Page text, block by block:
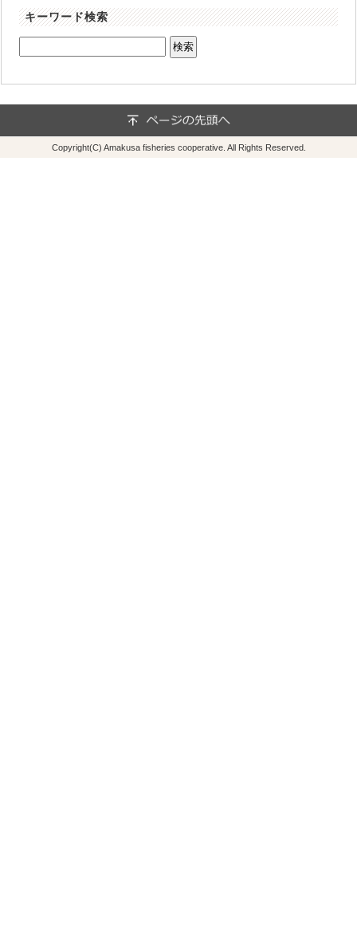
キーワード検索
Copyright(C) Amakusa fisheries cooperative. All Rights Reserved.